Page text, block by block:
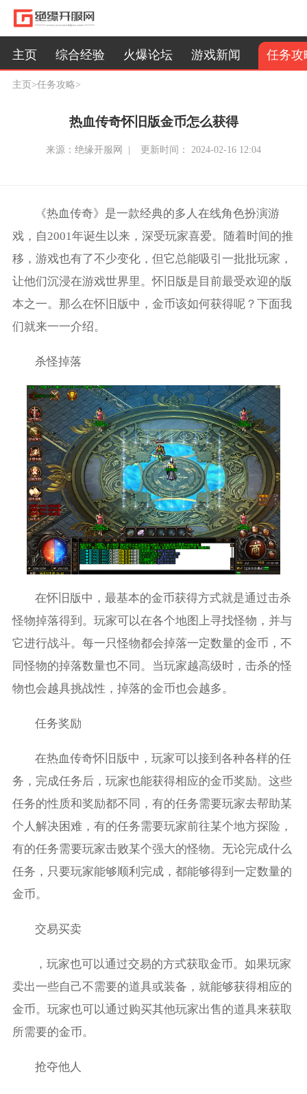
主页 综合经验 火爆论坛 游戏新闻 任务攻
主页>任务攻略>
热血传奇怀旧版金币怎么获得
来源：绝缘开服网 | 更新时间： 2024-02-16 12:04
《热血传奇》是一款经典的多人在线角色扮演游
戏，自2001年诞生以来，深受玩家喜爱。随着时间的推
移，游戏也有了不少变化，但它总能吸引一批批玩家，
让他们沉浸在游戏世界里。怀旧版是目前最受欢迎的版
本之一。那么在怀旧版中，金币该如何获得呢？下面我
们就来一一介绍。
杀怪掉落
在怀旧版中，最基本的金币获得方式就是通过击杀
怪物掉落得到。玩家可以在各个地图上寻找怪物，并与
它进行战斗。每一只怪物都会掉落一定数量的金币，不
同怪物的掉落数量也不同。当玩家越高级时，击杀的怪
物也会越具挑战性，掉落的金币也会越多。
任务奖励
在热血传奇怀旧版中，玩家可以接到各种各样的任
务，完成任务后，玩家也能获得相应的金币奖励。这些
任务的性质和奖励都不同，有的任务需要玩家去帮助某
个人解决困难，有的任务需要玩家前往某个地方探险，
有的任务需要玩家击败某个强大的怪物。无论完成什么
任务，只要玩家能够顺利完成，都能够得到一定数量的
金币。
交易买卖
，玩家也可以通过交易的方式获取金币。如果玩家
卖出一些自己不需要的道具或装备，就能够获得相应的
金币。玩家也可以通过购买其他玩家出售的道具来获取
所需要的金币。
抢夺他人